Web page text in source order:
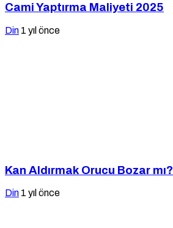
Cami Yaptırma Maliyeti 2025
Din 1 yıl önce
Kan Aldırmak Orucu Bozar mı?
Din 1 yıl önce